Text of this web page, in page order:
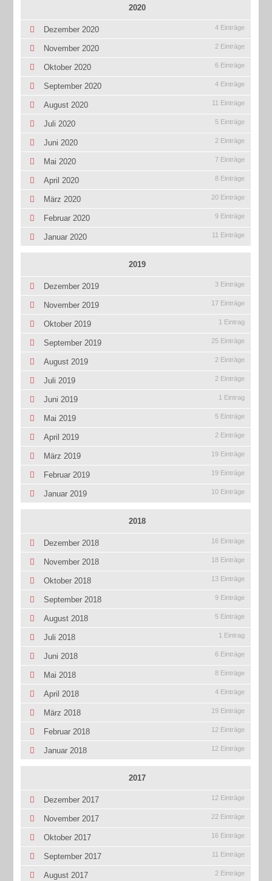
2020
Dezember 2020 4 Einträge
November 2020 2 Einträge
Oktober 2020 6 Einträge
September 2020 4 Einträge
August 2020 11 Einträge
Juli 2020 5 Einträge
Juni 2020 2 Einträge
Mai 2020 7 Einträge
April 2020 8 Einträge
März 2020 20 Einträge
Februar 2020 9 Einträge
Januar 2020 11 Einträge
2019
Dezember 2019 3 Einträge
November 2019 17 Einträge
Oktober 2019 1 Eintrag
September 2019 25 Einträge
August 2019 2 Einträge
Juli 2019 2 Einträge
Juni 2019 1 Eintrag
Mai 2019 5 Einträge
April 2019 2 Einträge
März 2019 19 Einträge
Februar 2019 19 Einträge
Januar 2019 10 Einträge
2018
Dezember 2018 16 Einträge
November 2018 18 Einträge
Oktober 2018 13 Einträge
September 2018 9 Einträge
August 2018 5 Einträge
Juli 2018 1 Eintrag
Juni 2018 6 Einträge
Mai 2018 8 Einträge
April 2018 4 Einträge
März 2018 19 Einträge
Februar 2018 12 Einträge
Januar 2018 12 Einträge
2017
Dezember 2017 12 Einträge
November 2017 22 Einträge
Oktober 2017 16 Einträge
September 2017 11 Einträge
August 2017 2 Einträge